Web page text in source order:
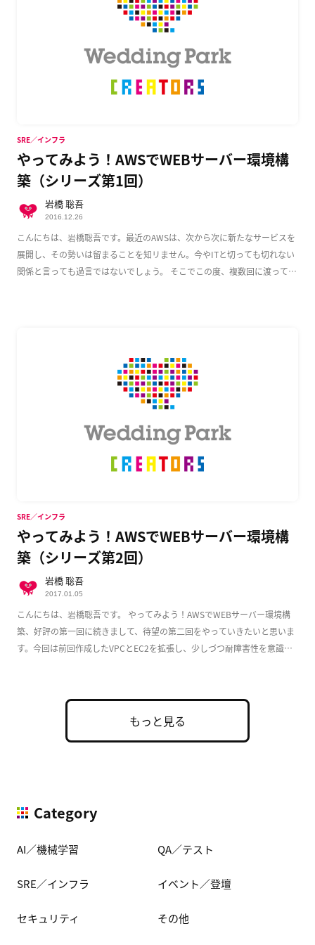
やってみよう！AWSでWEBサーバー環境構
築（シリーズ第1回）
こんにちは、岩橋聡吾です。最近のAWSは、次から次に新たなサービスを
展開し、その勢いは留まることを知リません。今やITと切っても切れない
関係と言っても過言ではないでしょう。 そこでこの度、複数回に渡って
SRE／インフラ
岩橋 聡吾
2016.12.26
やってみよう！AWSでWEBサーバー環境構
築（シリーズ第2回）
こんにちは、岩橋聡吾です。 やってみよう！AWSでWEBサーバー環境構
築、好評の第一回に続きまして、待望の第二回をやっていきたいと思いま
す。今回は前回作成したVPCとEC2を拡張し、少しづつ耐障害性を意識し
SRE／インフラ
岩橋 聡吾
2017.01.05
もっと見る
Category
AI／機械学習 QA／テスト
SRE／インフラ イベント／登壇
セキュリティ その他